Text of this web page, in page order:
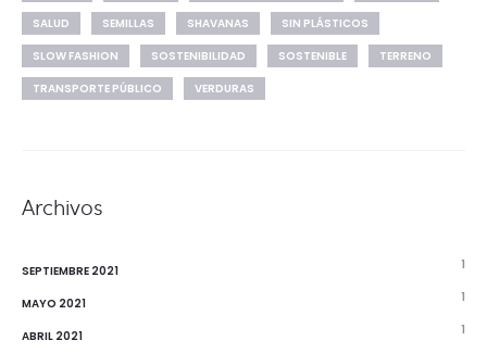
SALUD
SEMILLAS SHAVANAS
SIN PLÁSTICOS
SLOW FASHION
SOSTENIBILIDAD SOSTENIBLE
TERRENO
TRANSPORTE PÚBLICO
VERDURAS
Archivos
SEPTIEMBRE 2021 1
MAYO 2021 1
ABRIL 2021 1